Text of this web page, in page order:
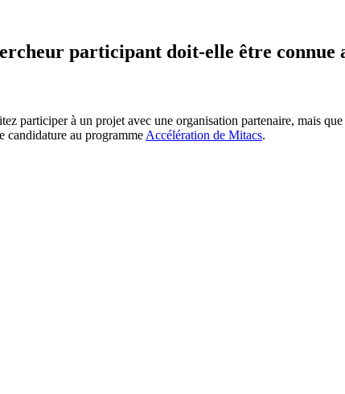
participant doit-elle être connue
participer à un projet avec une organisation partenaire, mais
candidature au programme Accélération de Mitacs.